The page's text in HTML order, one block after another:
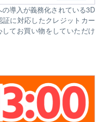
導入が義務化されている3D
に対応したクレジットカー
てお買い物をしていただけ